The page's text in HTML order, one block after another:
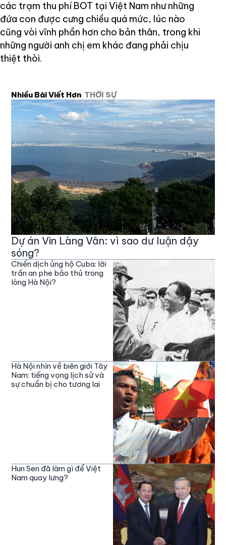
các trạm thu phí BOT tại Việt Nam như những
đứa con được cưng chiều quá mức, lúc nào
cũng vòi vĩnh phần hơn cho bản thân, trong khi
những người anh chị em khác đang phải chịu
thiệt thòi.
Nhiều Bài Viết Hơn THỜI SỰ
Dự án Vin Làng Vân: vì sao dư luận dậy
sóng?
Chiến dịch ủng hộ Cuba: lời
trấn an phe bảo thủ trong
lòng Hà Nội?
Hà Nội nhìn về biên giới Tây
Nam: tiếng vọng lịch sử và
sự chuẩn bị cho tương lai
Hun Sen đã làm gì để Việt
Nam quay lưng?